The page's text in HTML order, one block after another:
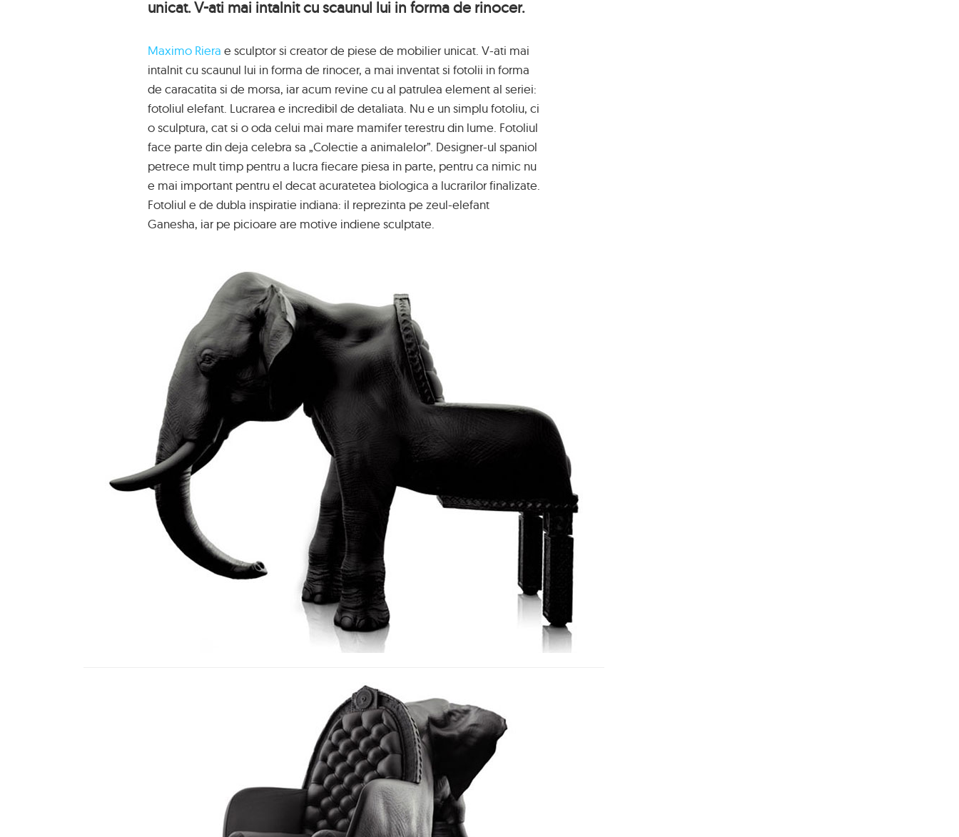
unicat. V-ati mai intalnit cu scaunul lui in forma de rinocer.
Maximo Riera e sculptor si creator de piese de mobilier unicat. V-ati mai
intalnit cu scaunul lui in forma de rinocer, a mai inventat si fotolii in forma
de caracatita si de morsa, iar acum revine cu al patrulea element al seriei:
fotoliul elefant. Lucrarea e incredibil de detaliata. Nu e un simplu fotoliu, ci
o sculptura, cat si o oda celui mai mare mamifer terestru din lume. Fotoliul
face parte din deja celebra sa „Colectie a animalelor”. Designer-ul spaniol
petrece mult timp pentru a lucra fiecare piesa in parte, pentru ca nimic nu
e mai important pentru el decat acuratetea biologica a lucrarilor finalizate.
Fotoliul e de dubla inspiratie indiana: il reprezinta pe zeul-elefant
Ganesha, iar pe picioare are motive indiene sculptate.